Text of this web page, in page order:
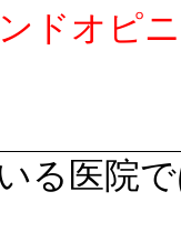
ドオピ
る医院